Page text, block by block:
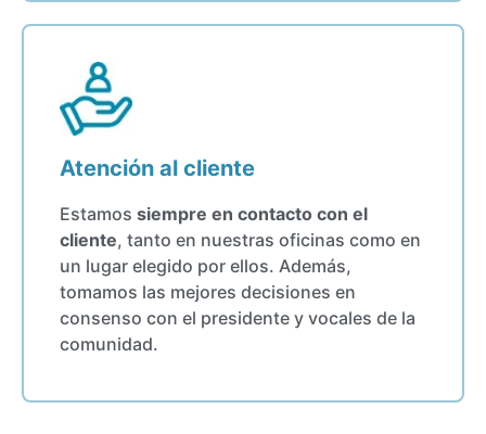
Atención al cliente
Estamos siempre en contacto con el
cliente, tanto en nuestras oficinas como en
un lugar elegido por ellos. Además,
tomamos las mejores decisiones en
consenso con el presidente y vocales de la
comunidad.